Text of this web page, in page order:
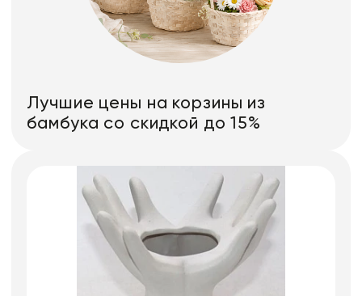
Лучшие цены на корзины из
бамбука со скидкой до 15%